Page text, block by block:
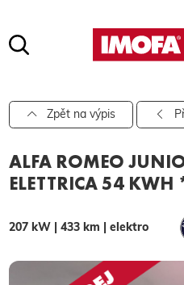
Pro vyhledávání zadejte alespoň
Zpět na výpis
ALFA ROMEO
ELETTRICA 54
207 kW | 433 km | elektro